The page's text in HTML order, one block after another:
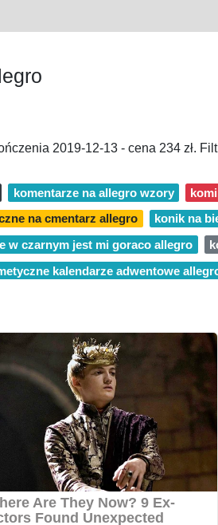
2019-12-13 - cena 234 zł.
komentarze na allegro wzory
na cmentarz allegro
konik na
w czarnym jest mi goraco allegro
kalendarze adwentowe